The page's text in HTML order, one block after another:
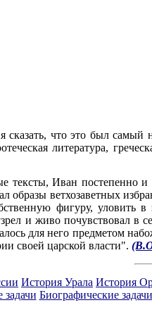
сказать, что это был
литература,
тексты, Иван постепенно и
образы ветхозаветных
фигуру,
и живо почувствовал
для него предметом
своей царской власти".
История Урала История
задачи Биографические задачи